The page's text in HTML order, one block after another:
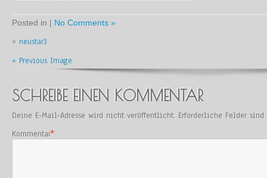
Posted in | No Comments »
« neustar3
« Previous Image
SCHREIBE EINEN KOMMENTAR
Deine E-Mail-Adresse wird nicht veröffentlicht. Erforderliche Felder
Kommentar*